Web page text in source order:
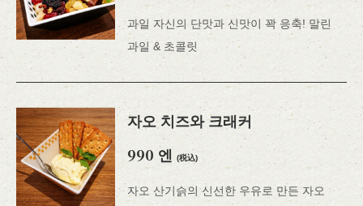
과일 자신의 단맛과 신맛이 꽉 응축! 말린
과일 & 초콜릿
자오 치즈와 크래커
990 엔
(税込)
자오 산기슭의 신선한 우유로 만든 자오